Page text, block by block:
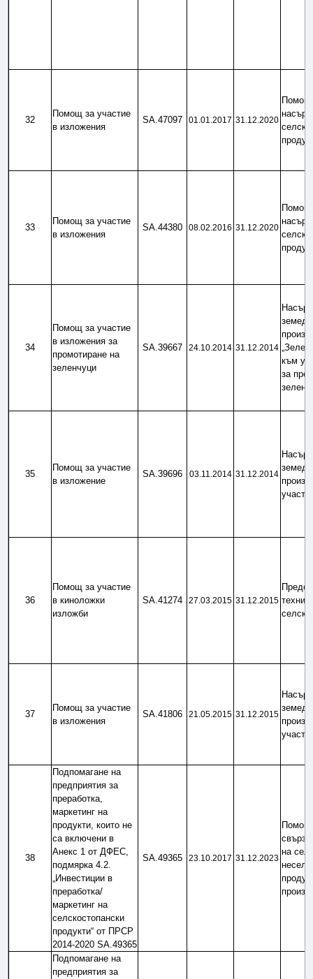
32
Помощ за участие
в изложения
SA.47097 01.01.2017 31.12.2020
Помощ
33
Помощ за участие
в изложения
SA.44380 08.02.2016 31.12.2020
Помощ
34
Помощ за участие
в изложения за
промотиране на
зеленчуци
SA.39667 24.10.2014 31.12.2014
към
за
35
Помощ за участие
в изложение
SA.39696 03.11.2014 31.12.2014
36
Помощ за участие
в киноложки
изложби
SA.41274 27.03.2015 31.12.2015
37
Помощ за участие
в изложения
SA.41806 21.05.2015 31.12.2015
38
Подпомагане на
предприятия за
преработка,
маркетинг на
продукти, които не
са включени в
Анекс 1 от ДФЕС,
подмярка 4.2.
„Инвестиции в
преработка/
маркетинг на
селскостопански
продукти“ от ПРСР
2014-2020 SA.49365
SA.49365 23.10.2017 31.12.2023
Помощ
на
Подпомагане на
предприятия за